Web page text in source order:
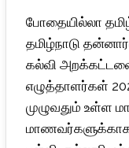
போதையில்லா
தமிழ்நாடு
கல்வி
எழுத்தாளர்கள்
முழுவதும் உள்ள
மாணவர்களுக்காக
வழங்கிய
இளம்
தலைமுறை
எழுத்தாளர்கள்
2025திருச்சியில்
சிறுகதைத்